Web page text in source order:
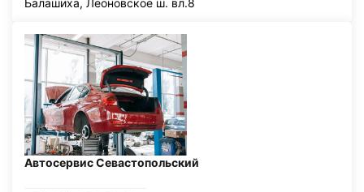
Балашиха, Леоновское ш. вл.8
Автосервис Севастопольский